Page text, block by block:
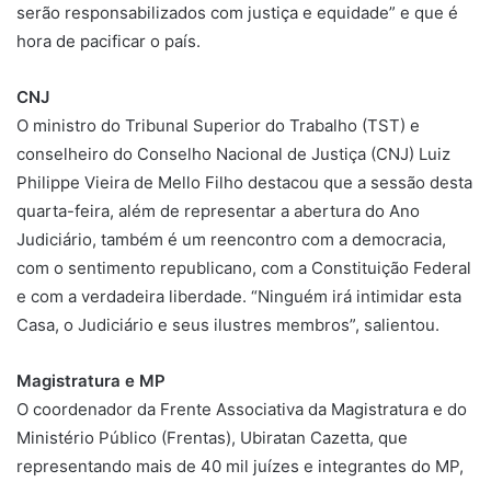
serão responsabilizados com justiça e equidade” e que é
hora de pacificar o país.
CNJ
O ministro do Tribunal Superior do Trabalho (TST) e
conselheiro do Conselho Nacional de Justiça (CNJ) Luiz
Philippe Vieira de Mello Filho destacou que a sessão desta
quarta-feira, além de representar a abertura do Ano
Judiciário, também é um reencontro com a democracia,
com o sentimento republicano, com a Constituição Federal
e com a verdadeira liberdade. “Ninguém irá intimidar esta
Casa, o Judiciário e seus ilustres membros”, salientou.
Magistratura e MP
O coordenador da Frente Associativa da Magistratura e do
Ministério Público (Frentas), Ubiratan Cazetta, que
representando mais de 40 mil juízes e integrantes do MP,